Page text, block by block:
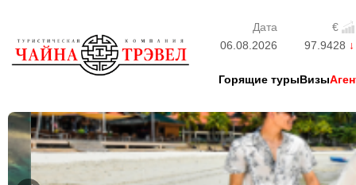
Дата
€
06.08.2026
97.9428
Горящие турыВизы